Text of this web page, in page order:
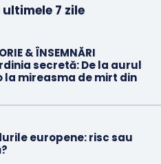
7 zile
& ÎNSEMNĂRI
secretă: De la aurul
la mireasma de mirt din
europene: risc sau